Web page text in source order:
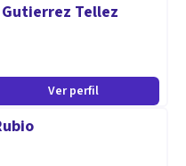
Gutierrez Tellez
Ver perfil